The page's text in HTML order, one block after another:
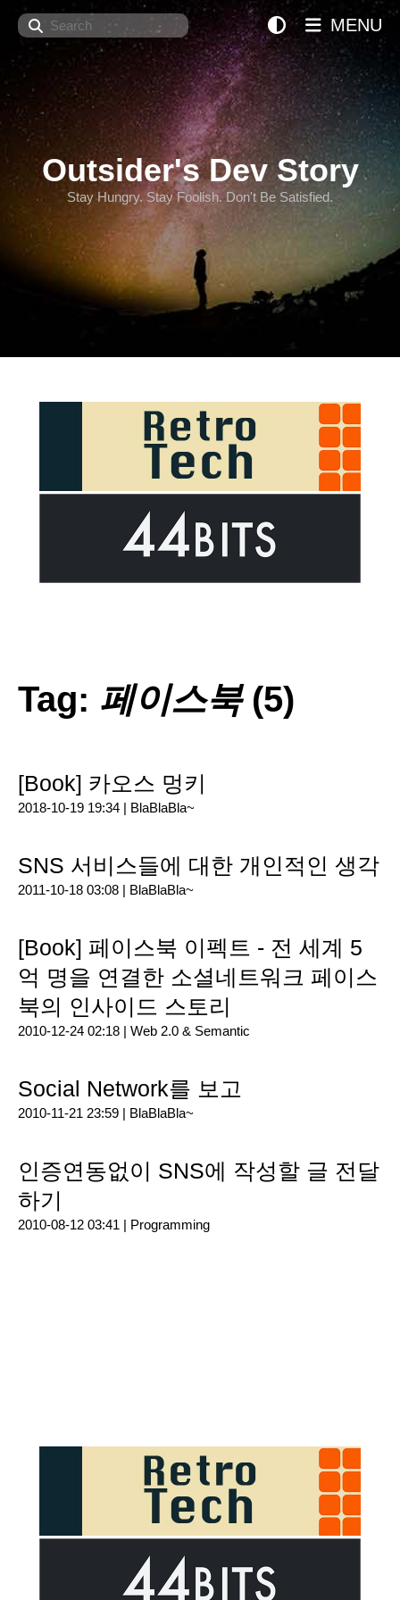
Search
Outsider's Dev Story
Stay Hungry. Stay Foolish. Don't Be Satisfied.
MENU
Tag: 페이스북(5)
[Book] 카오스 멍키
2018-10-19 19:34 | BlaBlaBla~
SNS 서비스들에 대한 개인적인 생각
2011-10-18 03:08 | BlaBlaBla~
[Book] 페이스북 이펙트 - 전 세계 5
억 명을 연결한 소셜네트워크 페이스
북의 인사이드 스토리
2010-12-24 02:18 | Web 2.0 & Semantic
Social Network를 보고
2010-11-21 23:59 | BlaBlaBla~
인증연동없이 SNS에 작성할 글 전달
하기
2010-08-12 03:41 | Programming